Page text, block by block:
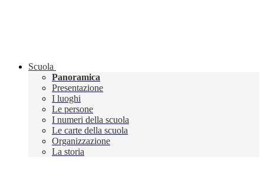
Scuola
Panoramica
Presentazione
I luoghi
Le persone
I numeri della scuola
Le carte della scuola
Organizzazione
La storia